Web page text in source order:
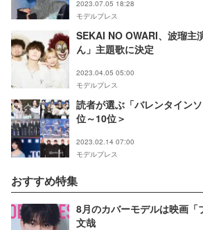
2023.07.05 18:28
モデルプレス
SEKAI NO OWARI、波瑠主
ん」主題歌に決定
2023.04.05 05:00
モデルプレス
読者が選ぶ「バレンタイン
位～10位＞
2023.02.14 07:00
モデルプレス
おすすめ特集
8月のカバーモデルは映画「
文哉